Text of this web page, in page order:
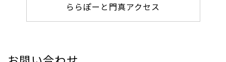
ららぽーと門真アクセス